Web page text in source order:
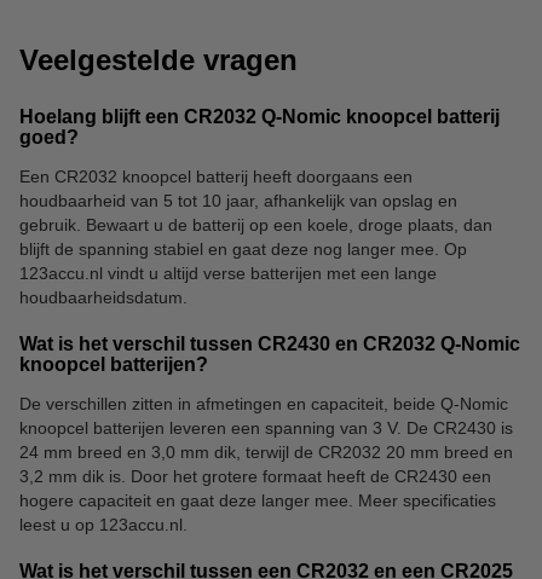
Veelgestelde vragen
Hoelang blijft een CR2032 Q-Nomic knoopcel batterij
goed?
Een CR2032 knoopcel batterij heeft doorgaans een
houdbaarheid van 5 tot 10 jaar, afhankelijk van opslag en
gebruik. Bewaart u de batterij op een koele, droge plaats, dan
blijft de spanning stabiel en gaat deze nog langer mee. Op
123accu.nl vindt u altijd verse batterijen met een lange
houdbaarheidsdatum.
Wat is het verschil tussen CR2430 en CR2032 Q-Nomic
knoopcel batterijen?
De verschillen zitten in afmetingen en capaciteit, beide Q-Nomic
knoopcel batterijen leveren een spanning van 3 V. De CR2430 is
24 mm breed en 3,0 mm dik, terwijl de CR2032 20 mm breed en
3,2 mm dik is. Door het grotere formaat heeft de CR2430 een
hogere capaciteit en gaat deze langer mee. Meer specificaties
leest u op 123accu.nl.
Wat is het verschil tussen een CR2032 en een CR2025